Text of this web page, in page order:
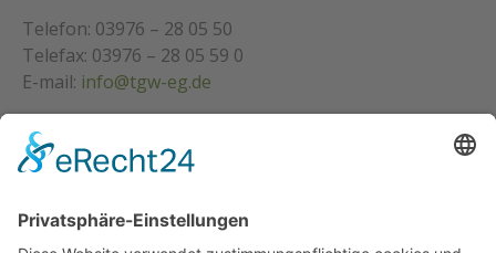
Telefon: 03976 – 28 05 50
Telefax: 03976 – 28 05 59 0
E-mail: info@tgw-eg.de
Über Uns
Über Uns
Unsere Satzung